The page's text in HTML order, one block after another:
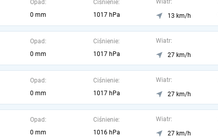
Opad:
0 mm
Ciśnienie:
1017 hPa
Wiatr:
13 km/h
Opad:
0 mm
Ciśnienie:
1017 hPa
Wiatr:
27 km/h
Opad:
0 mm
Ciśnienie:
1017 hPa
Wiatr:
27 km/h
Opad:
0 mm
Ciśnienie:
1016 hPa
Wiatr:
27 km/h